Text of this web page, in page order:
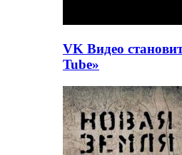
VK Видео
Tube»